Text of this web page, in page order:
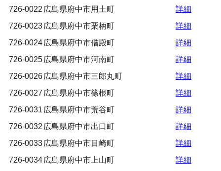
726-0022 広島県府中市用土町
詳細
726-0023 広島県府中市栗柄町
詳細
726-0024 広島県府中市僧殿町
詳細
726-0025 広島県府中市河南町
詳細
726-0026 広島県府中市三郎丸町
詳細
726-0027 広島県府中市篠根町
詳細
726-0031 広島県府中市荒谷町
詳細
726-0032 広島県府中市出口町
詳細
726-0033 広島県府中市目崎町
詳細
726-0034 広島県府中市上山町
詳細